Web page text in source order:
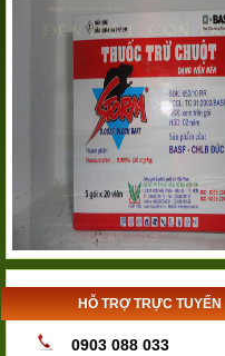
HỖ TRỢ TRỰC TUYẾN
0903 088 033